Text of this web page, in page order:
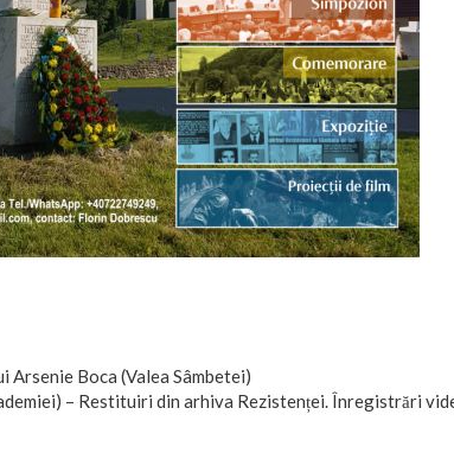
Arsenie Boca (Valea Sâmbetei)
– Restituiri din arhiva Rezistenței. Înregistrări